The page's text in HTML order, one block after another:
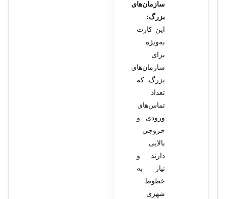
سازمان‌های
بزرگ:
این کارت
به‌ویژه
برای
سازمان‌های
بزرگ که
تعداد
تماس‌های
ورودی و
خروجی
بالایی
دارند و
نیاز به
خطوط
شهری